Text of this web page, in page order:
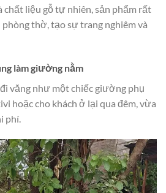
chất liệu gỗ tự nhiên, sản phẩm rất
thờ, tạo sự trang nghiêm và
làm giường nằm
văng như một chiếc giường phụ
hoặc cho khách ở lại qua đêm, vừa
phí.